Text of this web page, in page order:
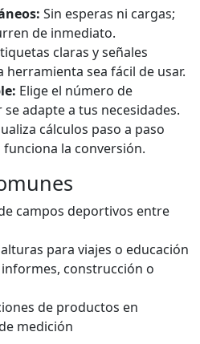
Sin esperas ni cargas;
de inmediato.
claras y señales
herramienta sea fácil de usar.
Elige el número de
adapte a tus necesidades.
cálculos paso a paso
la conversión.
campos deportivos entre
para viajes o educación
construcción o
de productos en
medición